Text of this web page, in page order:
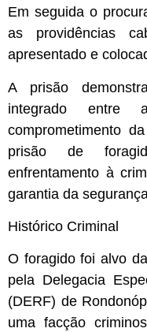
Em seguida o
as providências
apresentado e
A prisão
integrado
comprometimento
prisão de
enfrentamento à
garantia da
Histórico Criminal
O foragido foi alvo
pela Delegacia
(DERF) de
uma facção